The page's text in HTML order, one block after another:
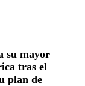
su mayor
tras el
plan de